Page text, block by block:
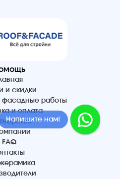
и скидки
фасадные работы
и оплата
FAQ
Напишите нам!